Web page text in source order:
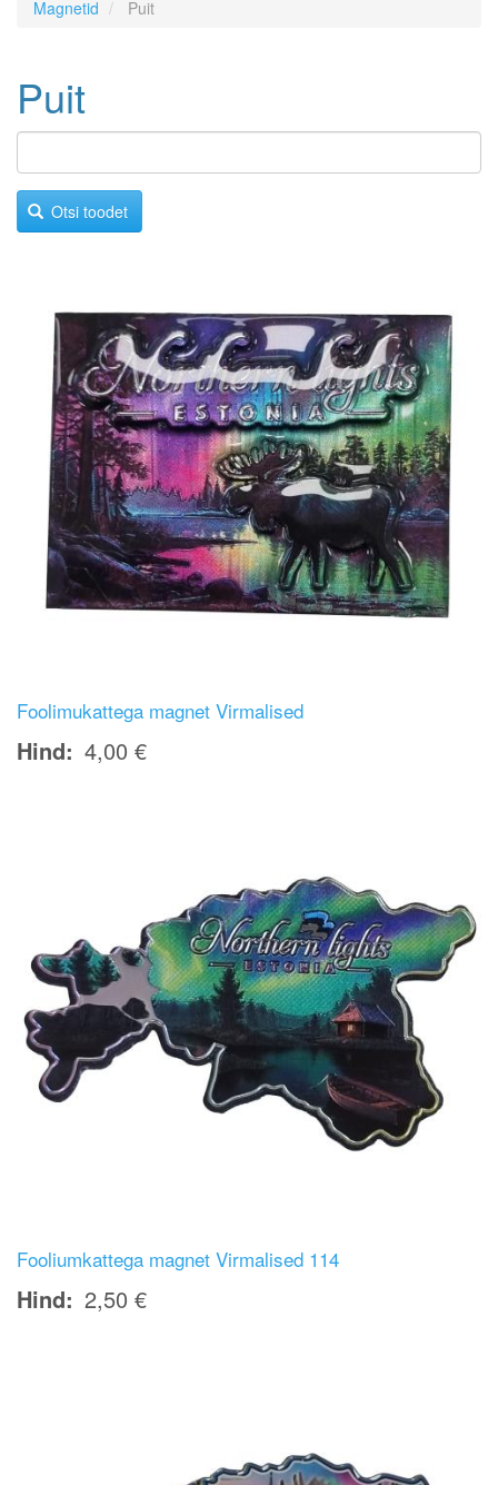
Magnetid Puit
Puit
Otsi toodet
Foolimukattega magnet Virmalised
Hind 4,00 €
Fooliumkattega magnet Virmalised 114
Hind 2,50 €